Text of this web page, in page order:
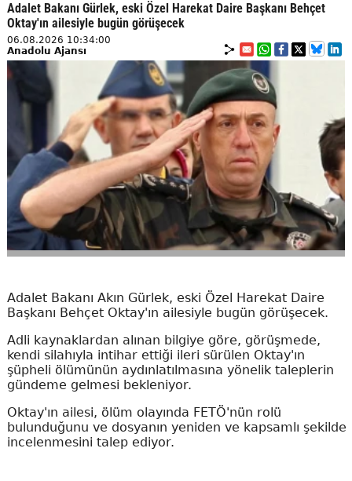
Adalet Bakanı Gürlek, eski Özel Harekat Daire Başkanı Behçet
Oktay'ın ailesiyle bugün görüşecek
06.08.2026 10:34:00
Anadolu Ajansı
Adalet Bakanı Akın Gürlek, eski Özel Harekat Daire
Başkanı Behçet Oktay'ın ailesiyle bugün görüşecek.
Adli kaynaklardan alınan bilgiye göre, görüşmede,
kendi silahıyla intihar ettiği ileri sürülen Oktay'ın
şüpheli ölümünün aydınlatılmasına yönelik taleplerin
gündeme gelmesi bekleniyor.
Oktay'ın ailesi, ölüm olayında FETÖ'nün rolü
bulunduğunu ve dosyanın yeniden ve kapsamlı şekilde
incelenmesini talep ediyor.